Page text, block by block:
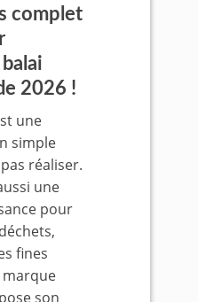
complet
2026 !
une
simple
réaliser.
une
pour
fines
marque
son